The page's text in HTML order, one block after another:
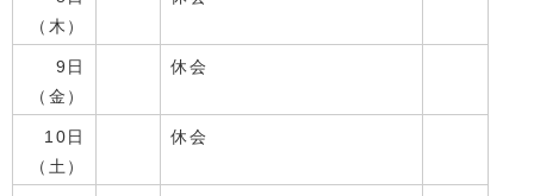
（木）
9日
（金）
休会
10日
（土）
休会